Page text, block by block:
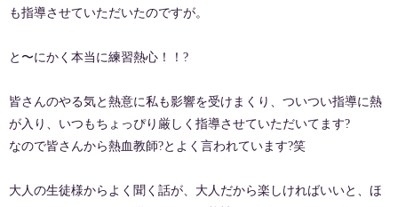
も指導させていただいたのですが。
と〜にかく本当に練習熱心！！?
皆さんのやる気と熱意に私も影響を受けまくり、ついつい指導に熱
が入り、いつもちょっぴり厳しく指導させていただいてます?
なので皆さんから熱血教師?とよく言われています?笑
大人の生徒様からよく聞く話が、大人だから楽しければいいと、ほ